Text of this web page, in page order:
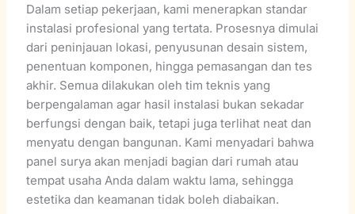
Dalam setiap pekerjaan, kami menerapkan standar
instalasi profesional yang tertata. Prosesnya dimulai
dari peninjauan lokasi, penyusunan desain sistem,
penentuan komponen, hingga pemasangan dan tes
akhir. Semua dilakukan oleh tim teknis yang
berpengalaman agar hasil instalasi bukan sekadar
berfungsi dengan baik, tetapi juga terlihat neat dan
menyatu dengan bangunan. Kami menyadari bahwa
panel surya akan menjadi bagian dari rumah atau
tempat usaha Anda dalam waktu lama, sehingga
estetika dan keamanan tidak boleh diabaikan.